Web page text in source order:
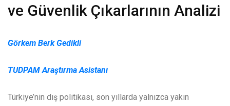
ve Güvenlik Çıkarlarının Analizi
Görkem Berk Gedikli
TUDPAM Araştırma Asistanı
Türkiye’nin dış politikası, son yıllarda yalnızca yakın